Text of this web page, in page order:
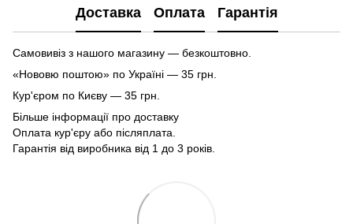
Доставка Оплата Гарантія
Самовивіз з нашого магазину — безкоштовно.
«Нововю поштою» по Україні — 35 грн.
Кур'єром по Києву — 35 грн.
Більше інформації про доставку
Оплата кур'єру або післяплата.
Гарантія від виробника від 1 до 3 років.